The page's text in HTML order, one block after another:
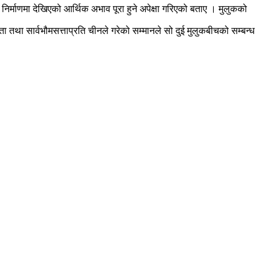
देखिएको आर्थिक अभाव पूरा हुने अपेक्षा गरिएको बताए । मुलुकको
तथा सार्वभौमसत्ताप्रति चीनले गरेको सम्मानले सो दुई मुलुकबीचको सम्बन्ध